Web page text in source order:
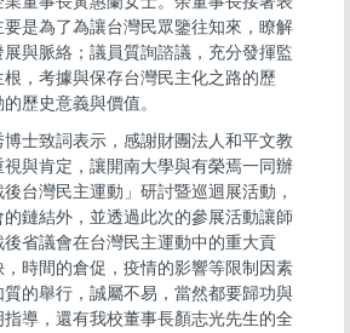
是為了為讓台灣民眾鑒往知來，瞭解
與脈絡；議員質詢諮議，充分發揮監
，考據與保存台灣民主化之路的歷
歷史意義與價值。
士致詞表示，感謝財團法人和平文教
與肯定，讓開南大學與有榮焉一同辦
台灣民主運動」研討暨巡迴展活動，
鏈結外，並透過此次的參展活動讓師
省議會在台灣民主運動中的重大貢
時間的倉促，疫情的影響等限制因素
的舉行，誠屬不易，當然都要歸功與
導，還有我校董事長顏志光先生的全